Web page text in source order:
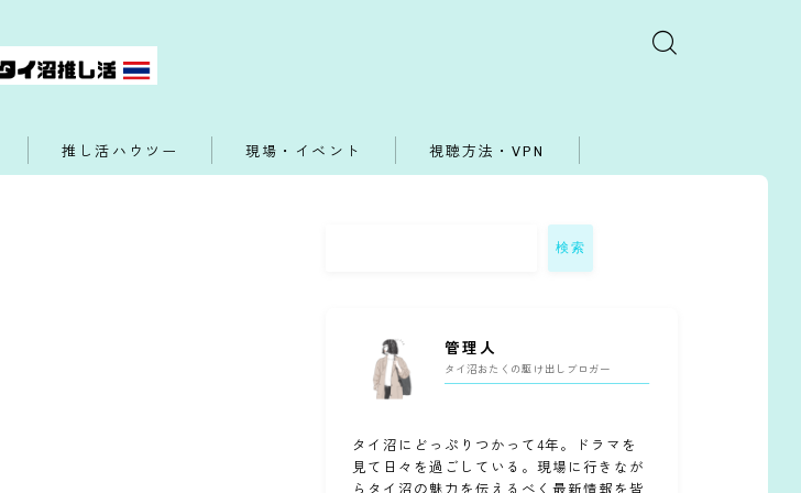
推し活ハウツー 現場・イベント 視聴方法・VPN
検索
管理人
タイ沼おたくの駆け出しブロガー
タイ沼にどっぷりつかって4年。ドラマを
見て日々を過ごしている。現場に行きなが
らタイ沼の魅力を伝えるべく最新情報を皆